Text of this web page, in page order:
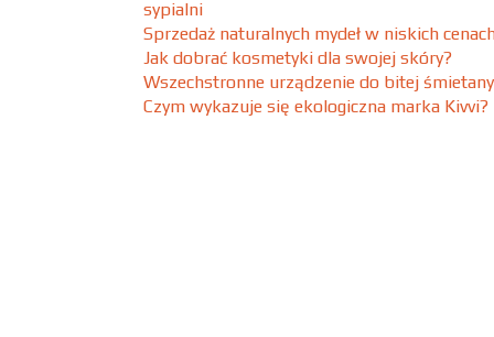
sypialni
Sprzedaż naturalnych mydeł w niskich
Jak dobrać kosmetyki dla swojej skóry?
Wszechstronne urządzenie do bitej śmietany
Czym wykazuje się ekologiczna marka Kivvi?